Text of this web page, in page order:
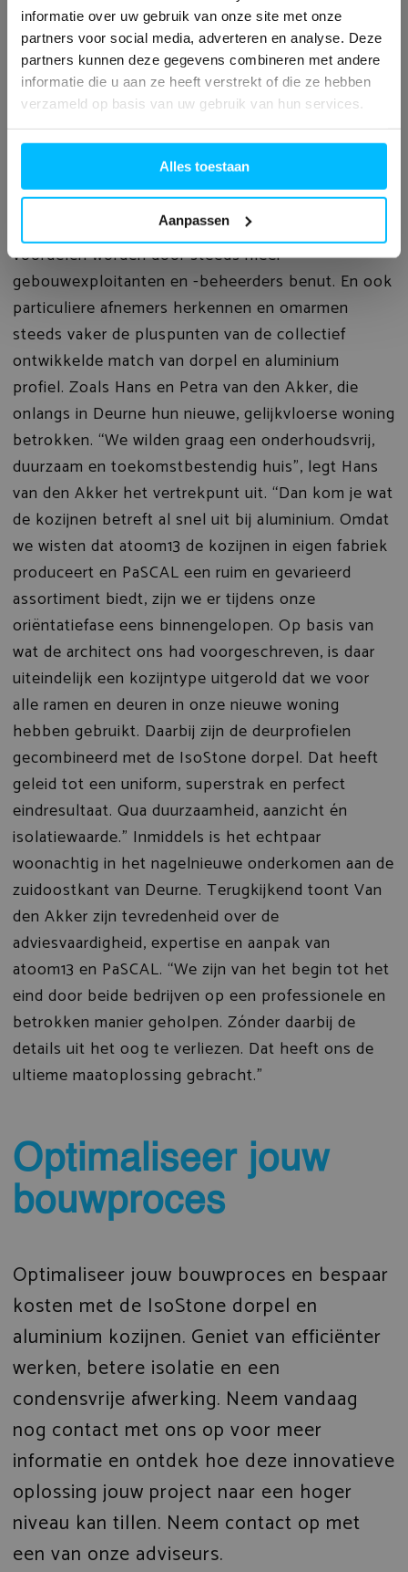
informatie over uw gebruik van onze site met onze
partners voor social media, adverteren en analyse. Deze
partners kunnen deze gegevens combineren met andere
informatie die u aan ze heeft verstrekt of die ze hebben
verzameld op basis van uw gebruik van hun services.
Alles toestaan
Aanpassen
Zowel de voordeur als twee vaste
glaspanelen zijn gemonteerd op één
enkel doorlopend deel van de IsoStone-
dorpel.
Onderhoudsvrij
De door Louwers en Van der Sloot genoemde
voordelen worden door steeds meer
gebouwexploitanten en -beheerders benut. En ook
particuliere afnemers herkennen en omarmen
steeds vaker de pluspunten van de collectief
ontwikkelde match van dorpel en aluminium
profiel. Zoals Hans en Petra van den Akker, die
onlangs in Deurne hun nieuwe, gelijkvloerse woning
betrokken. “We wilden graag een onderhoudsvrij,
duurzaam en toekomstbestendig huis”, legt Hans
van den Akker het vertrekpunt uit. “Dan kom je wat
de kozijnen betreft al snel uit bij aluminium. Omdat
we wisten dat atoom13 de kozijnen in eigen fabriek
produceert en PaSCAL een ruim en gevarieerd
assortiment biedt, zijn we er tijdens onze
oriëntatiefase eens binnengelopen. Op basis van
wat de architect ons had voorgeschreven, is daar
uiteindelijk een kozijntype uitgerold dat we voor
alle ramen en deuren in onze nieuwe woning
hebben gebruikt. Daarbij zijn de deurprofielen
gecombineerd met de IsoStone dorpel. Dat heeft
geleid tot een uniform, superstrak en perfect
eindresultaat. Qua duurzaamheid, aanzicht én
isolatiewaarde.” Inmiddels is het echtpaar
woonachtig in het nagelnieuwe onderkomen aan de
zuidoostkant van Deurne. Terugkijkend toont Van
den Akker zijn tevredenheid over de
adviesvaardigheid, expertise en aanpak van
atoom13 en PaSCAL. “We zijn van het begin tot het
eind door beide bedrijven op een professionele en
betrokken manier geholpen. Zónder daarbij de
details uit het oog te verliezen. Dat heeft ons de
ultieme maatoplossing gebracht.”
Optimaliseer jouw
bouwproces
Optimaliseer jouw bouwproces en bespaar
kosten met de IsoStone dorpel en
aluminium kozijnen. Geniet van efficiënter
werken, betere isolatie en een
condensvrije afwerking. Neem vandaag
nog contact met ons op voor meer
informatie en ontdek hoe deze innovatieve
oplossing jouw project naar een hoger
niveau kan tillen. Neem contact op met
een van onze adviseurs.